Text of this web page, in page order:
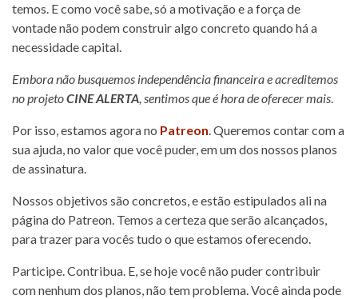
temos. E como você sabe, só a motivação e a força de
vontade não podem construir algo concreto quando há a
necessidade capital.
Embora não busquemos independência financeira e acreditemos
no projetoCINE ALERTA, sentimos que é hora de oferecer mais.
Por isso, estamos agora no Patreon. Queremos contar com a
sua ajuda, no valor que você puder, em um dos nossos planos
de assinatura.
Nossos objetivos são concretos, e estão estipulados ali na
página do Patreon. Temos a certeza que serão alcançados,
para trazer para vocês tudo o que estamos oferecendo.
Participe. Contribua. E, se hoje você não puder contribuir
com nenhum dos planos, não tem problema. Você ainda pode